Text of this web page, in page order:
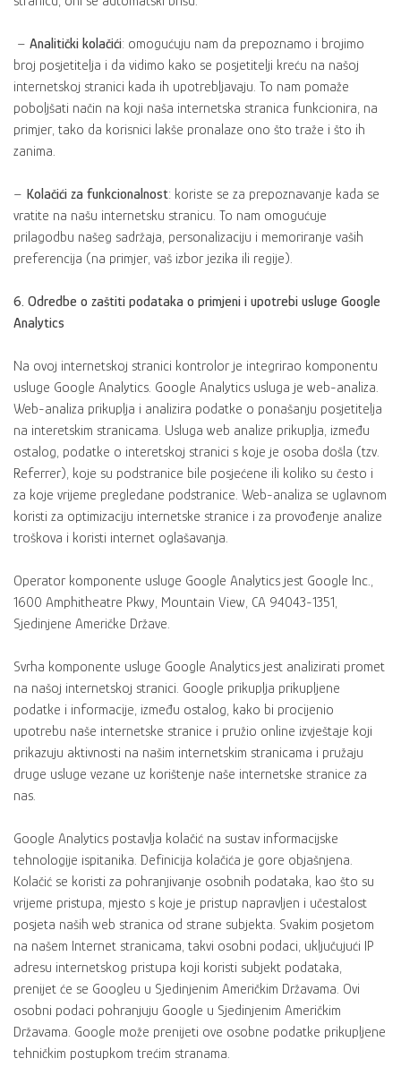
– Analitički kolačići: omogućuju nam da prepoznamo i brojimo
broj posjetitelja i da vidimo kako se posjetitelji kreću na našoj
internetskoj stranici kada ih upotrebljavaju. To nam pomaže
poboljšati način na koji naša internetska stranica funkcionira, na
primjer, tako da korisnici lakše pronalaze ono što traže i što ih
zanima.
– Kolačići za funkcionalnost: koriste se za prepoznavanje kada se
vratite na našu internetsku stranicu. To nam omogućuje
prilagodbu našeg sadržaja, personalizaciju i memoriranje vaših
preferencija (na primjer, vaš izbor jezika ili regije).
6. Odredbe o zaštiti podataka o primjeni i upotrebi usluge Google
Analytics
Na ovoj internetskoj stranici kontrolor je integrirao komponentu
usluge Google Analytics. Google Analytics usluga je web-analiza.
Web-analiza prikuplja i analizira podatke o ponašanju posjetitelja
na interetskim stranicama. Usluga web analize prikuplja, između
ostalog, podatke o interetskoj stranici s koje je osoba došla (tzv.
Referrer), koje su podstranice bile posjećene ili koliko su često i
za koje vrijeme pregledane podstranice. Web-analiza se uglavnom
koristi za optimizaciju internetske stranice i za provođenje analize
troškova i koristi internet oglašavanja.
Operator komponente usluge Google Analytics jest Google Inc.,
1600 Amphitheatre Pkwy, Mountain View, CA 94043-1351,
Sjedinjene Američke Države.
Svrha komponente usluge Google Analytics jest analizirati promet
na našoj internetskoj stranici. Google prikuplja prikupljene
podatke i informacije, između ostalog, kako bi procijenio
upotrebu naše internetske stranice i pružio online izvještaje koji
prikazuju aktivnosti na našim internetskim stranicama i pružaju
druge usluge vezane uz korištenje naše internetske stranice za
nas.
Google Analytics postavlja kolačić na sustav informacijske
tehnologije ispitanika. Definicija kolačića je gore objašnjena.
Kolačić se koristi za pohranjivanje osobnih podataka, kao što su
vrijeme pristupa, mjesto s koje je pristup napravljen i učestalost
posjeta naših web stranica od strane subjekta. Svakim posjetom
na našem Internet stranicama, takvi osobni podaci, uključujući IP
adresu internetskog pristupa koji koristi subjekt podataka,
prenijet će se Googleu u Sjedinjenim Američkim Državama. Ovi
osobni podaci pohranjuju Google u Sjedinjenim Američkim
Državama. Google može prenijeti ove osobne podatke prikupljene
tehničkim postupkom trećim stranama.